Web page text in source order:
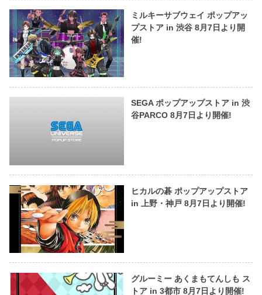
ミルキーサブウェイ ポップアッ
プストア in 渋谷 8月7日より開
催!
SEGA ポップアップストア in 渋
谷PARCO 8月7日より開催!
ヒカルの碁 ポップアップストア
in 上野・神戸 8月7日より開催!
グルーミー あくまもてんしも ス
トア in 3都市 8月7日より開催!